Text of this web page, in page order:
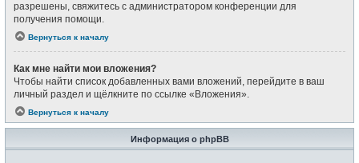
разрешены, свяжитесь с администратором конференции для
получения помощи.
Вернуться к началу
Как мне найти мои вложения?
Чтобы найти список добавленных вами вложений, перейдите в ваш
личный раздел и щёлкните по ссылке «Вложения».
Вернуться к началу
Информация о phpBB